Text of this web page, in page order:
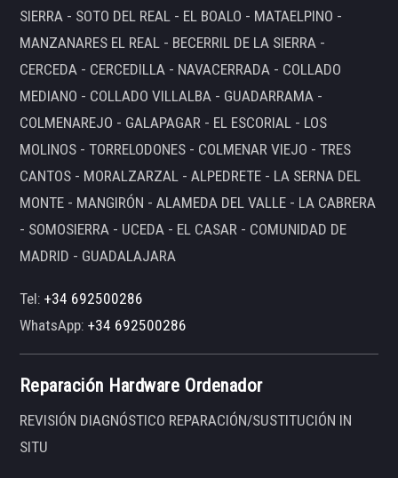
SIERRA - SOTO DEL REAL - EL BOALO - MATAELPINO -
MANZANARES EL REAL - BECERRIL DE LA SIERRA -
CERCEDA - CERCEDILLA - NAVACERRADA - COLLADO
MEDIANO - COLLADO VILLALBA - GUADARRAMA -
COLMENAREJO - GALAPAGAR - EL ESCORIAL - LOS
MOLINOS - TORRELODONES - COLMENAR VIEJO - TRES
CANTOS - MORALZARZAL - ALPEDRETE - LA SERNA DEL
MONTE - MANGIRÓN - ALAMEDA DEL VALLE - LA CABRERA
- SOMOSIERRA - UCEDA - EL CASAR - COMUNIDAD DE
MADRID - GUADALAJARA
Tel:+34 692500286
WhatsApp:+34 692500286
Reparación Hardware Ordenador
REVISIÓN DIAGNÓSTICO REPARACIÓN/SUSTITUCIÓN IN
SITU